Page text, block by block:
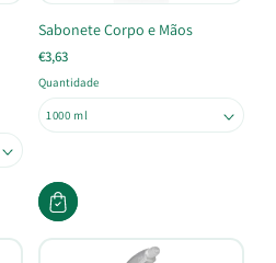
Sabonete Corpo e Mãos
€3,63
Quantidade